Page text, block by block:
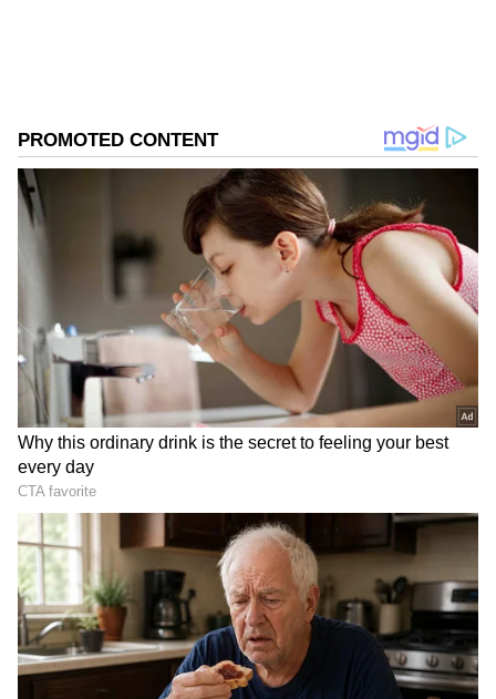
ಸಮಗ್ರ ಸುದ್ದಿ ಮೂಲವನ್ನಾಗಿ asianet suvarna news ಅನ್ನು
ಆಯ್ಕೆ ಮಾಡಿಕೊಳ್ಳಿ
2
5